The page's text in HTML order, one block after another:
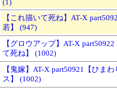
(1)
【これ描いて死ね】AT-X
若】 (947)
【グロウアップ】AT-X
て死ね】 (1002)
【鬼嫁】AT-X part50921【ひま
ス】 (1002)